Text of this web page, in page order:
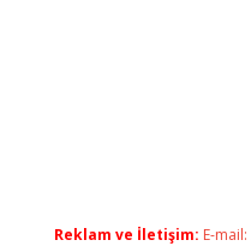
Reklam ve İletişim: E-mail: